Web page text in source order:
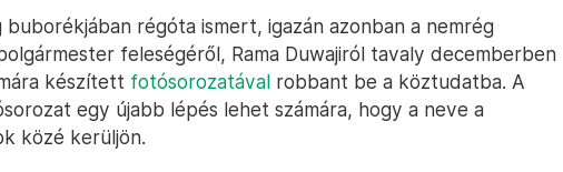
régóta ismert, igazán azonban a nemrég
feleségéről, Rama Duwajiról tavaly decemberben
készített fotósorozatával robbant be a köztudatba. A
egy újabb lépés lehet számára, hogy a neve a
közé kerüljön.